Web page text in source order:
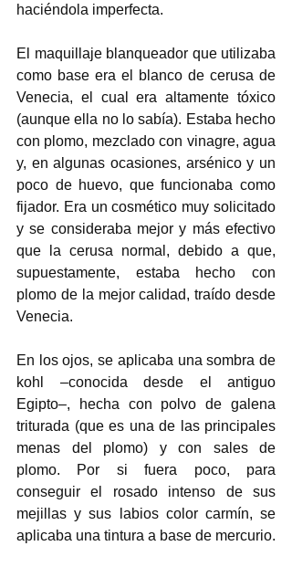
haciéndola imperfecta.
El maquillaje blanqueador que utilizaba
como base era el blanco de cerusa de
Venecia, el cual era altamente tóxico
(aunque ella no lo sabía). Estaba hecho
con plomo, mezclado con vinagre, agua
y, en algunas ocasiones, arsénico y un
poco de huevo, que funcionaba como
fijador. Era un cosmético muy solicitado
y se consideraba mejor y más efectivo
que la cerusa normal, debido a que,
supuestamente, estaba hecho con
plomo de la mejor calidad, traído desde
Venecia.
En los ojos, se aplicaba una sombra de
kohl –conocida desde el antiguo
Egipto–, hecha con polvo de galena
triturada (que es una de las principales
menas del plomo) y con sales de
plomo. Por si fuera poco, para
conseguir el rosado intenso de sus
mejillas y sus labios color carmín, se